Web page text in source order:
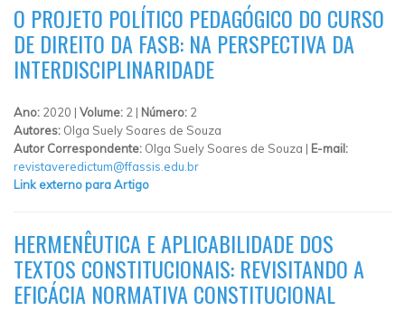
O PROJETO POLÍTICO PEDAGÓGICO DO CURSO
DE DIREITO DA FASB: NA PERSPECTIVA DA
INTERDISCIPLINARIDADE
Ano: 2020 | Volume: 2 | Número: 2
Autores: Olga Suely Soares de Souza
Autor Correspondente: Olga Suely Soares de Souza | E-mail:
revistaveredictum@ffassis.edu.br
Link externo para Artigo
HERMENÊUTICA E APLICABILIDADE DOS
TEXTOS CONSTITUCIONAIS: REVISITANDO A
EFICÁCIA NORMATIVA CONSTITUCIONAL